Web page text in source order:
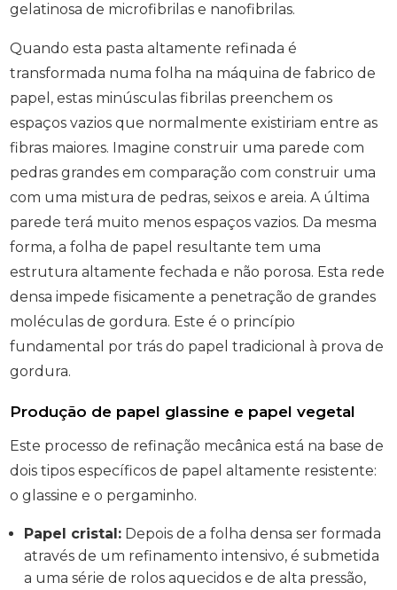
gelatinosa de microfibrilas e nanofibrilas.
Quando esta pasta altamente refinada é
transformada numa folha na máquina de fabrico de
papel, estas minúsculas fibrilas preenchem os
espaços vazios que normalmente existiriam entre as
fibras maiores. Imagine construir uma parede com
pedras grandes em comparação com construir uma
com uma mistura de pedras, seixos e areia. A última
parede terá muito menos espaços vazios. Da mesma
forma, a folha de papel resultante tem uma
estrutura altamente fechada e não porosa. Esta rede
densa impede fisicamente a penetração de grandes
moléculas de gordura. Este é o princípio
fundamental por trás do papel tradicional à prova de
gordura.
Produção de papel glassine e papel vegetal
Este processo de refinação mecânica está na base de
dois tipos específicos de papel altamente resistente:
o glassine e o pergaminho.
Papel cristal: Depois de a folha densa ser formada
através de um refinamento intensivo, é submetida
a uma série de rolos aquecidos e de alta pressão,